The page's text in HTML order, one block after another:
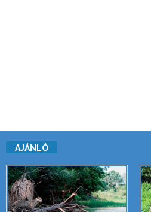
AJÁNLÓ